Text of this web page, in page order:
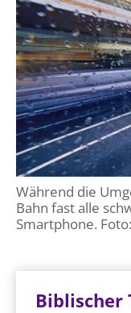
Während die
Bahn fast alle
Smartphone.
Biblischer